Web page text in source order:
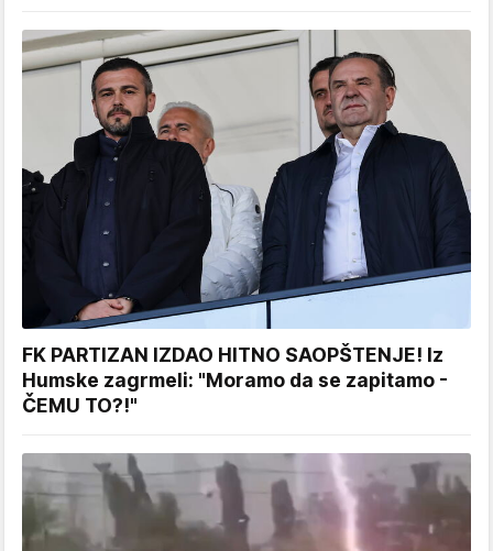
FK PARTIZAN IZDAO HITNO SAOPŠTENJE! Iz
Humske zagrmeli: "Moramo da se zapitamo -
ČEMU TO?!"